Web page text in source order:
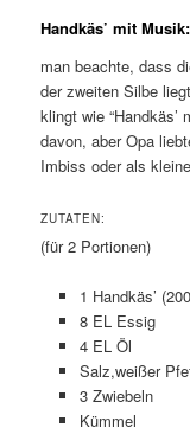
Handkäs’ mit Musik:
man beachte, dass
der zweiten Silbe
klingt wie
davon, aber Opa
Imbiss oder als
ZUTATEN:
(für 2 Portionen)
1 Handkäs’
8 EL Essig
4 EL Öl
Salz,weißer
3 Zwiebeln
Kümmel